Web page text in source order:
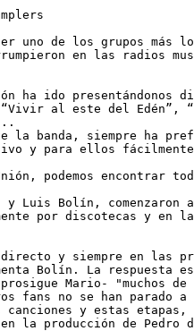
uno de los grupos
en las radios
ha ido
“Vivir al este del
la banda, siempre ha
y para ellos fácilmente
podemos encontrar
y Luis Bolín,
por discotecas y en
directo y siempre en las
Bolín. La
Mario- "muchos
fans no se han parado
canciones y estas
en la producción de